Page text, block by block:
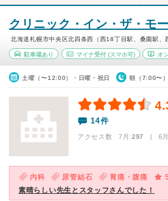
クリニック・イン・ザ・モ
北海道札幌市中央区北四条西（西18丁目駅、桑園駅、
駐車場あり マイナ受付(スマホ可) オ
土曜（〜12:00）・日曜・祝日 朝（7:00〜）
14件
アクセス数 7月:297 | 6
内科 尿管結石 胃痛・腹痛
素晴らしい先生とスタッフさんでした！